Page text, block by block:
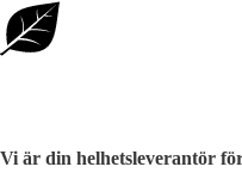
Vi är din helhetsleverantör